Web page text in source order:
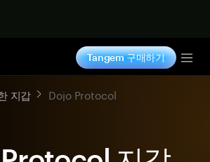
Tangem 구매하기
지갑 Dojo Protocol